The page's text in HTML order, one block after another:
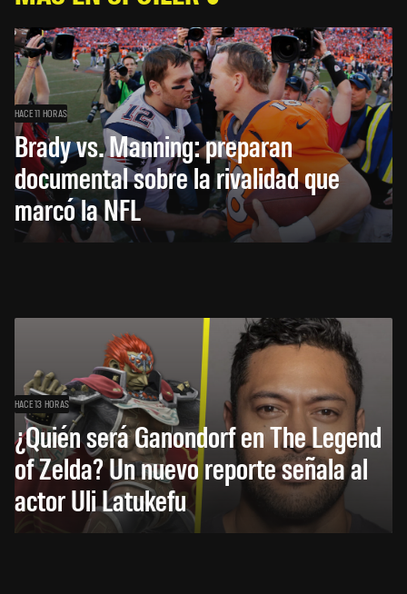
HACE 11 HORAS
Brady vs. Manning: preparan
documental sobre la rivalidad que
marcó la NFL
HACE 13 HORAS
¿Quién será Ganondorf en The Legend
of Zelda? Un nuevo reporte señala al
actor Uli Latukefu